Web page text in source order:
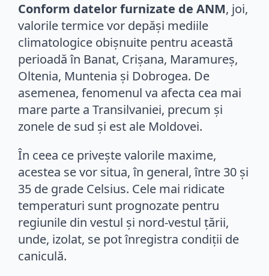
Conform datelor furnizate de ANM, joi,
valorile termice vor depăși mediile
climatologice obișnuite pentru această
perioadă în Banat, Crișana, Maramureș,
Oltenia, Muntenia și Dobrogea. De
asemenea, fenomenul va afecta cea mai
mare parte a Transilvaniei, precum și
zonele de sud și est ale Moldovei.
În ceea ce privește valorile maxime,
acestea se vor situa, în general, între 30 și
35 de grade Celsius. Cele mai ridicate
temperaturi sunt prognozate pentru
regiunile din vestul și nord-vestul țării,
unde, izolat, se pot înregistra condiții de
caniculă.